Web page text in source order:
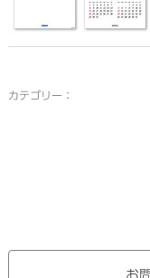
カテゴリー：
お